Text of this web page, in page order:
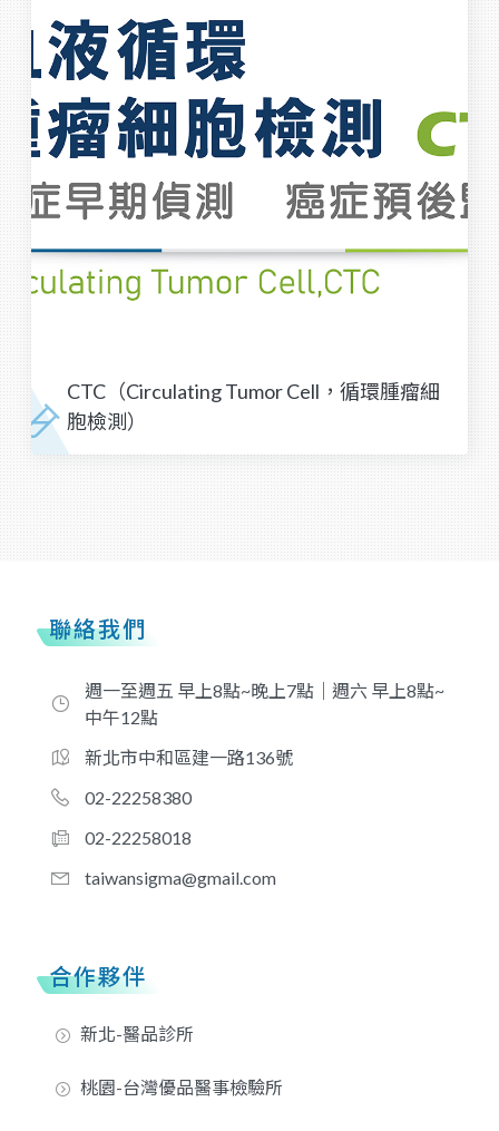
CTC（Circulating Tumor Cell，循環腫瘤細
胞檢測）
聯絡我們
週一至週五 早上8點~晚上7點｜週六 早上8點~
中午12點
新北市中和區建一路136號
02-22258380
02-22258018
taiwansigma@gmail.com
合作夥伴
新北-醫品診所
桃園-台灣優品醫事檢驗所